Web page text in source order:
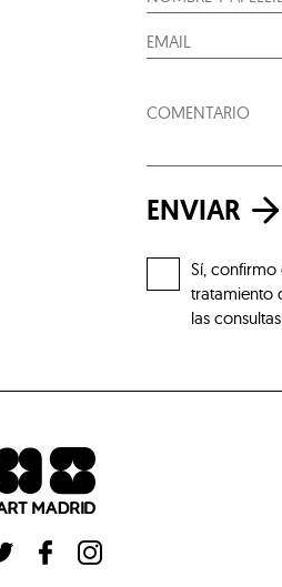
ENVIAR
Sí, confirmo
tratamiento
las